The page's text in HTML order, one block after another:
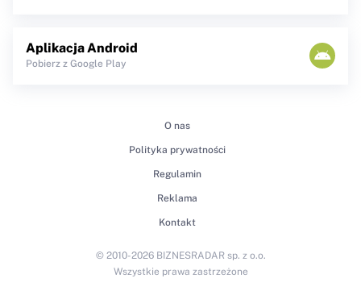
Aplikacja Android
Pobierz z Google Play
O nas
Polityka prywatności
Regulamin
Reklama
Kontakt
© 2010-2026 BIZNESRADAR sp. z o.o.
Wszystkie prawa zastrzeżone